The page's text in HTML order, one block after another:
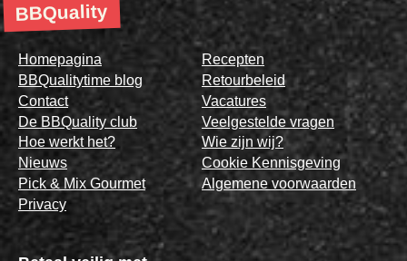
BBQuality
Homepagina
BBQualitytime blog
Contact
De BBQuality club
Hoe werkt het?
Nieuws
Pick & Mix Gourmet
Privacy
Recepten
Retourbeleid
Vacatures
Veelgestelde vragen
Wie zijn wij?
Cookie Kennisgeving
Algemene voorwaarden